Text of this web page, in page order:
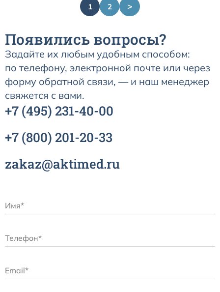
1 2 >
Появились вопросы?
Задайте их любым удобным способом:
по телефону, электронной почте или через
форму обратной связи, — и наш менеджер
свяжется с вами.
+7 (495) 231-40-00
+7 (800) 201-20-33
zakaz@aktimed.ru